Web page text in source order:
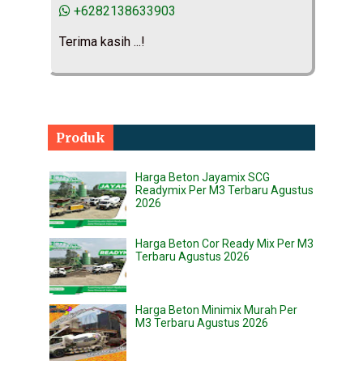
+6282138633903
Terima kasih ...!
Produk
Harga Beton Jayamix SCG
Readymix Per M3 Terbaru Agustus
2026
Harga Beton Cor Ready Mix Per M3
Terbaru Agustus 2026
Harga Beton Minimix Murah Per
M3 Terbaru Agustus 2026